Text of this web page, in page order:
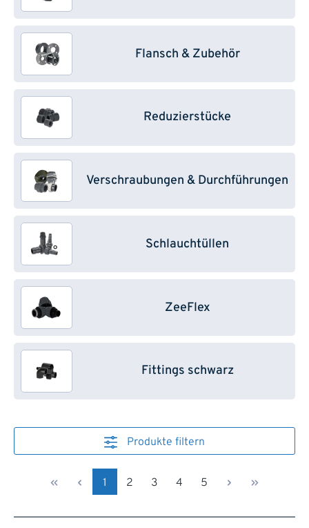
Flansch & Zubehör
Reduzierstücke
Verschraubungen & Durchführungen
Schlauchtüllen
ZeeFlex
Fittings schwarz
Produkte filtern
Seite
1 Seite
2 Seite
3 Seite
4 Seite
5